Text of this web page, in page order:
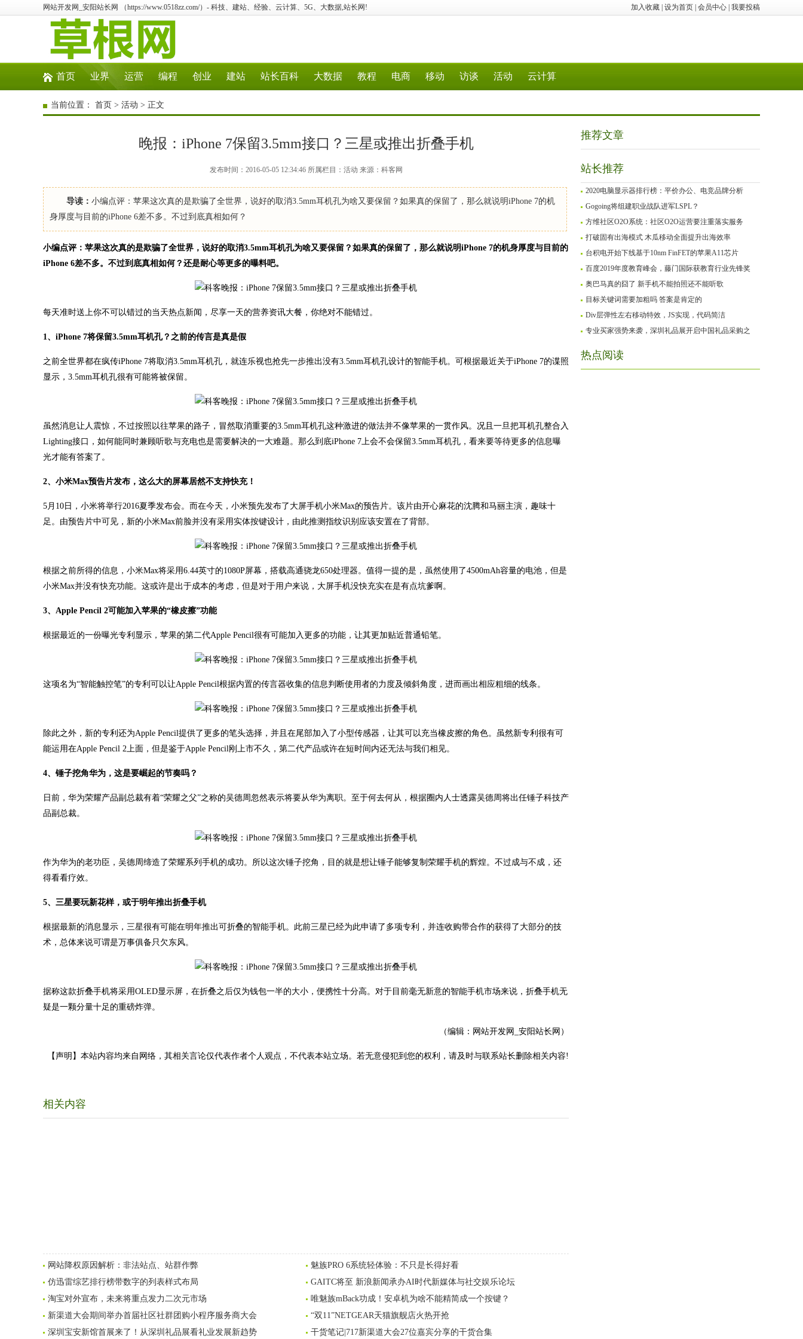
加入收藏 设为首页 会员中心 我要投稿
网站开发网_安阳站长网 （https://www.0518zz.com/）- 科技、建站、经验、云计算、5G、大数据,站长网!
首页 业界 运营 编程 创业 建站 站长百科 大数据 教程 电商 移动 访谈 活动 云计算
当前位置： 首页 > 活动 > 正文
晚报：iPhone 7保留3.5mm接口？三星或推出折叠手机
发布时间：2016-05-05 12:34:46 所属栏目：活动 来源：科客网
导读： 小编点评：苹果这次真的是欺骗了全世界，说好的取消3.5mm耳机孔为啥又要保留？如果真的保留了，那么就说明iPhone 7的机
身厚度与目前的iPhone 6差不多。不过到底真相如何？
小编点评：苹果这次真的是欺骗了全世界，说好的取消3.5mm耳机孔为啥又要保留？如果真的保留了，那么就说明iPhone 7的机身厚度与目前的
iPhone 6差不多。不过到底真相如何？还是耐心等更多的曝料吧。
每天准时送上你不可以错过的当天热点新闻，尽享一天的营养资讯大餐，你绝对不能错过。
1、iPhone 7将保留3.5mm耳机孔？之前的传言是真是假
之前全世界都在疯传iPhone 7将取消3.5mm耳机孔，就连乐视也抢先一步推出没有3.5mm耳机孔设计的智能手机。可根据最近关于iPhone 7的谍照
显示，3.5mm耳机孔很有可能将被保留。
虽然消息让人震惊，不过按照以往苹果的路子，冒然取消重要的3.5mm耳机孔这种激进的做法并不像苹果的一贯作风。况且一旦把耳机孔整合入
Lighting接口，如何能同时兼顾听歌与充电也是需要解决的一大难题。那么到底iPhone 7上会不会保留3.5mm耳机孔，看来要等待更多的信息曝
光才能有答案了。
2、小米Max预告片发布，这么大的屏幕居然不支持快充！
5月10日，小米将举行2016夏季发布会。而在今天，小米预先发布了大屏手机小米Max的预告片。该片由开心麻花的沈腾和马丽主演，趣味十
足。由预告片中可见，新的小米Max前脸并没有采用实体按键设计，由此推测指纹识别应该安置在了背部。
根据之前所得的信息，小米Max将采用6.44英寸的1080P屏幕，搭载高通骁龙650处理器。值得一提的是，虽然使用了4500mAh容量的电池，但是
小米Max并没有快充功能。这或许是出于成本的考虑，但是对于用户来说，大屏手机没快充实在是有点坑爹啊。
3、Apple Pencil 2可能加入苹果的“橡皮擦”功能
根据最近的一份曝光专利显示，苹果的第二代Apple Pencil很有可能加入更多的功能，让其更加贴近普通铅笔。
这项名为“智能触控笔”的专利可以让Apple Pencil根据内置的传言器收集的信息判断使用者的力度及倾斜角度，进而画出相应粗细的线条。
除此之外，新的专利还为Apple Pencil提供了更多的笔头选择，并且在尾部加入了小型传感器，让其可以充当橡皮擦的角色。虽然新专利很有可
能运用在Apple Pencil 2上面，但是鉴于Apple Pencil刚上市不久，第二代产品或许在短时间内还无法与我们相见。
4、锤子挖角华为，这是要崛起的节奏吗？
日前，华为荣耀产品副总裁有着“荣耀之父”之称的吴德周忽然表示将要从华为离职。至于何去何从，根据圈内人士透露吴德周将出任锤子科技产
品副总裁。
作为华为的老功臣，吴德周缔造了荣耀系列手机的成功。所以这次锤子挖角，目的就是想让锤子能够复制荣耀手机的辉煌。不过成与不成，还
得看看疗效。
5、三星要玩新花样，或于明年推出折叠手机
根据最新的消息显示，三星很有可能在明年推出可折叠的智能手机。此前三星已经为此申请了多项专利，并连收购带合作的获得了大部分的技
术，总体来说可谓是万事俱备只欠东风。
据称这款折叠手机将采用OLED显示屏，在折叠之后仅为钱包一半的大小，便携性十分高。对于目前毫无新意的智能手机市场来说，折叠手机无
疑是一颗分量十足的重磅炸弹。
（编辑：网站开发网_安阳站长网）
【声明】本站内容均来自网络，其相关言论仅代表作者个人观点，不代表本站立场。若无意侵犯到您的权利，请及时与联系站长删除相关内容!
相关内容
网站降权原因解析：非法站点、站群作弊
魅族PRO 6系统轻体验：不只是长得好看
仿迅雷综艺排行榜带数字的列表样式布局
GAITC将至 新浪新闻承办AI时代新媒体与社交娱乐论坛
淘宝对外宣布，未来将重点发力二次元市场
唯魅族mBack功成！安卓机为啥不能精简成一个按键？
新渠道大会期间举办首届社区社群团购小程序服务商大会
“双11”NETGEAR天猫旗舰店火热开抢
深圳宝安新馆首展来了！从深圳礼品展看礼业发展新趋势
干货笔记|717新渠道大会27位嘉宾分享的干货合集
推荐文章
站长推荐
2020电脑显示器排行榜：平价办公、电竞品牌分析
Gogoing将组建职业战队进军LSPL？
方维社区O2O系统：社区O2O运营要注重落实服务
打破固有出海模式 木瓜移动全面提升出海效率
台积电开始下线基于10nm FinFET的苹果A11芯片
百度2019年度教育峰会，藤门国际获教育行业先锋奖
奥巴马真的囧了 新手机不能拍照还不能听歌
目标关键词需要加粗吗 答案是肯定的
Div层弹性左右移动特效，JS实现，代码简洁
专业买家强势来袭，深圳礼品展开启中国礼品采购之
热点阅读